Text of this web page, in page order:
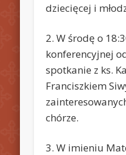
dziecięcej i
2. W środę o
konferencyjnej
spotkanie z ks.
Franciszkiem
chórze.
3. W imieniu